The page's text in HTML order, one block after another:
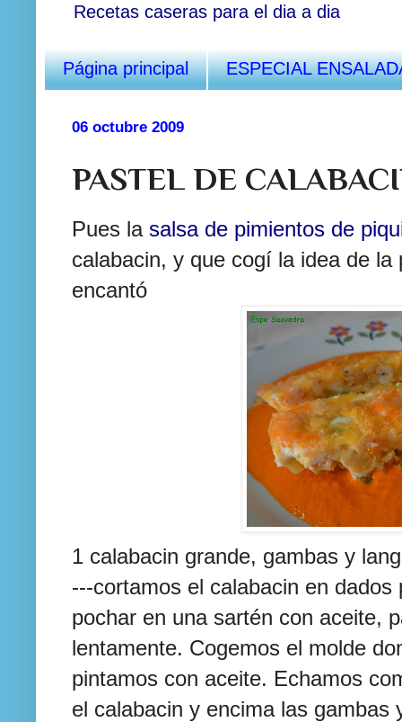
Recetas caseras para el dia a dia
Página principal ESPECIAL
06 octubre 2009
PASTEL DE
Pues la salsa de pimientos de
calabacin, y que cogí la idea de la
encantó
1 calabacin grande, gambas y
---cortamos el calabacin en dados
pochar en una sartén con aceite,
lentamente. Cogemos el molde
pintamos con aceite. Echamos
el calabacin y encima las gambas